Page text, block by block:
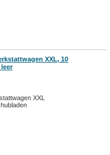
XXL, 10
XXL